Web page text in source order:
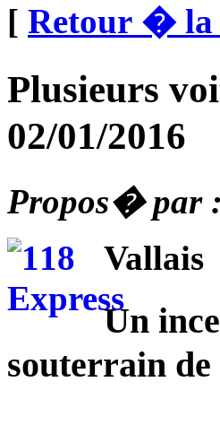
[ Retour �
Plusieurs
02/01/2016
Propos� par :
Vallais
Un
souterrain